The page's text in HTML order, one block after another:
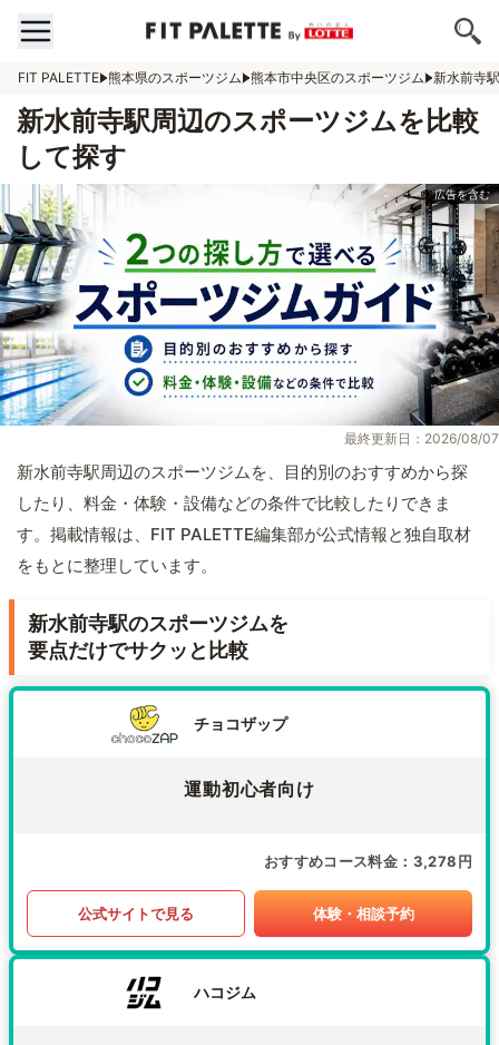
FIT PALETTE 熊本県のスポーツジム 熊本市中央区のスポーツジム 新水前寺
新水前寺駅周辺のスポーツジムを比較
して探す
最終更新日：2026/08/07
新水前寺駅周辺のスポーツジムを、目的別のおすすめから探
したり、料金・体験・設備などの条件で比較したりできま
す。掲載情報は、FIT PALETTE編集部が公式情報と独自取材
をもとに整理しています。
新水前寺駅のスポーツジムを
要点だけでサクッと比較
チョコザップ
運動初心者向け
おすすめコース料金 3,278円
公式サイトで見る 体験・相談予約
ハコジム